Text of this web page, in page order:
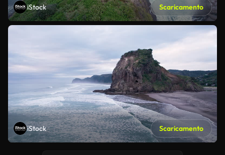
iStock Scaricamento
iStock Scaricamento